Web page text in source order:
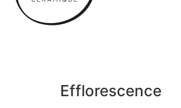
Efflorescence